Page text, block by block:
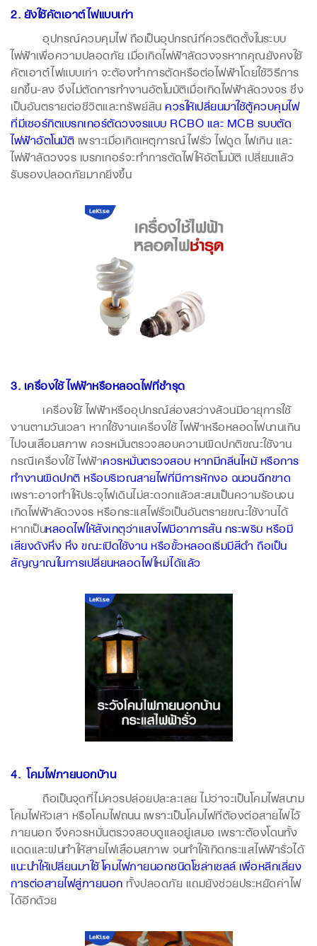
2. ยังใช้คัตเอาต์ไฟแบบเก่า
อุปกรณ์ควบคุมไฟ ถือเป็นอุปกรณ์ที่ควรติดตั้งในระบบ
ไฟฟ้าเพื่อความปลอดภัย เมื่อเกิดไฟฟ้าลัดวงจรหากคุณยังคงใช้
คัตเอาต์ไฟแบบเก่า จะต้องทำการตัดหรือต่อไฟฟ้าโดยใช้วิธีการ
ยกขึ้น-ลง จึงไม่ตัดการทำงานอัตโนมัติเมื่อเกิดไฟฟ้าลัดวงจร ซึ่ง
เป็นอันตรายต่อชีวิตและทรัพย์สินควรให้เปลี่ยนมาใช้ตู้ควบคุมไฟ
ที่มีเซอร์กิตเบรกเกอร์ตัดวงจรแบบ RCBO และ MCB รบบตัด
ไฟฟ้าอัตโนมัติเพราะเมื่อเกิดเหตุการณ์ไฟรั่ว ไฟดูด ไฟเกิน และ
ไฟฟ้าลัดวงจร เบรกเกอร์จะทำการตัดไฟให้อัตโนมัติ เปลี่ยนแล้ว
รับรองปลอดภัยมากยิ่งขึ้น
3. เครื่องใช้ไฟฟ้าหรือหลอดไฟที่ชำรุด
เครื่องใช้ไฟฟ้าหรืออุปกรณ์ส่องสว่างล้วนมีอายุการใช้
งานตามวันเวลา หากใช้งานเครื่องใช้ไฟฟ้าหรือหลอดไฟนานเกิน
ไปจนเสื่อมสภาพ ควรหมั่นตรวจสอบความผิดปกติขณะใช้งาน
กรณีเครื่องใช้ไฟฟ้าควรหมั่นตรวจสอบ หากมีกลิ่นไหม้ หรือการ
ทำงานผิดปกติ หรือบริเวณสายไฟที่มีการหักงอ ฉนวนฉีกขาด
เพราะอาจทำให้ประจุไฟเดินไม่สะดวกแล้วสะสมเป็นความร้อนจน
เกิดไฟฟ้าลัดวงจร หรือกระแสไฟรั่วเป็นอันตรายขณะใช้งานได้
หากเป็นหลอดไฟให้สังเกตุว่าแสงไฟมีอาการสั่น กระพริบ หรือมี
เสียงดังหึ่ง หึ่ง ขณะเปิดใช้งาน หรือขั้วหลอดเริ่มมีสีดำ ถือเป็น
สัญญาณในการเปลี่ยนหลอดไฟใหม่ได้แล้ว
4. โคมไฟภายนอกบ้าน
ถือเป็นจุดที่ไม่ควรปล่อยปละละเลย ไม่ว่าจะเป็นโคมไฟสนาม
โคมไฟหัวเสา หรือโคมไฟถนน เพราะเป็นโคมไฟที่ต้องต่อสายไฟไว้
ภายนอก จึงควรหมั่นตรวจสอบดูแลอยู่เสมอ เพราะต้องโดนทั้ง
แดดและฝนทำให้สายไฟเสื่อมสภาพ จนทำให้เกิดกระแสไฟฟ้ารั่วได้
แนะนำให้เปลี่ยนมาใช้โคมไฟภายนอกชนิดโซล่าเซลล์ เพื่อหลีกเลี่ยง
การต่อสายไฟสู่ภายนอกทั้งปลอดภัย แถมยังช่วยประหยัดค่าไฟ
ได้อีกด้วย